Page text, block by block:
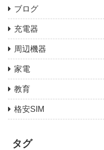
ブログ
充電器
周辺機器
家電
教育
格安SIM
タグ